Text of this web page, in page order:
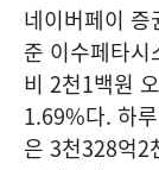
네이버페이
준 이수페타
비 2천1백원
1.69%다. 하
은 3천328억2